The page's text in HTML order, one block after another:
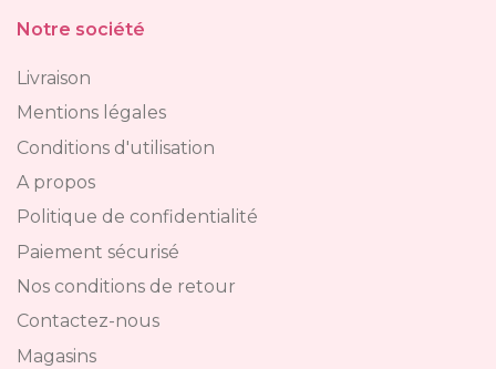
Notre société
Livraison
Mentions légales
Conditions d'utilisation
A propos
Politique de confidentialité
Paiement sécurisé
Nos conditions de retour
Contactez-nous
Magasins